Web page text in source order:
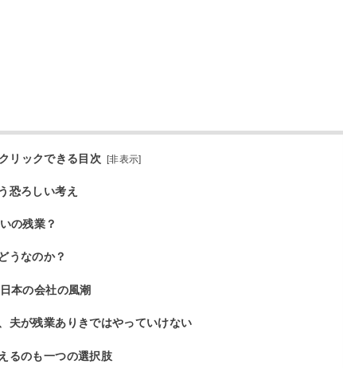
クリックできる目次 [非表示]
恐ろしい考え
の残業？
うなのか？
本の会社の風潮
夫が残業ありきではやっていけない
るのも一つの選択肢